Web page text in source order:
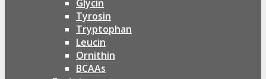
Glycin
Tyrosin
Tryptophan
Leucin
Ornithin
BCAAs